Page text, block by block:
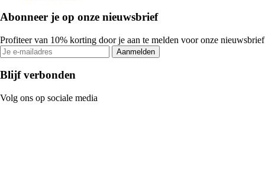
Abonneer je op onze nieuwsbrief
Profiteer van 10% korting door je aan te melden voor onze nieuwsbrief
Aanmelden
Blijf verbonden
Volg ons op sociale media